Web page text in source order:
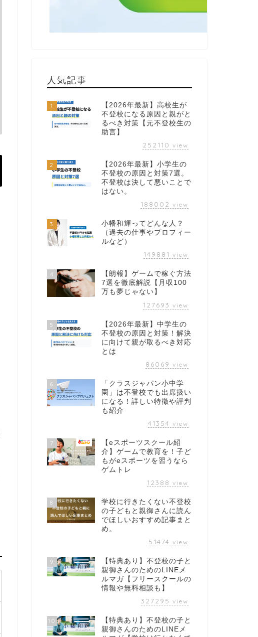
人気記事
1
【2026年最新】高校生が
不登校になる原因と親がと
るべき対策【元不登校生の
助言】
252110 view
2
【2026年最新】小学生の
不登校の原因と対策7選。
不登校は決して悪いことで
はない。
188002 view
3
小幡和輝ってどんな人？
（過去の仕事やプロフィー
ルなど）
149881 view
4
【朗報】ゲームで稼ぐ方法
7選を徹底解説【月収100
万も夢じゃない】
127693 view
5
【2026年最新】中学生の
不登校の原因と対策！解決
に向けて親が取るべき対応
とは
86069 view
6
「クラスジャパン小中学
園」は不登校でも出席扱い
になる！詳しい特徴や評判
も紹介
41354 view
7
【eスポーツスクール紹
介】ゲームで教育を！子ど
もがeスポーツを習うなら
ゲムトレ
12388 view
8
学校に行きたくない不登校
の子どもと親御さんに読ん
でほしいおすすめ記事まと
め。
51474 view
9
【特典あり】不登校の子と
親御さんのためのLINEメ
ルマガ【フリースクールの
情報や無料相談も】
327295 view
10
【特典あり】不登校の子と
親御さんのためのLINEメ